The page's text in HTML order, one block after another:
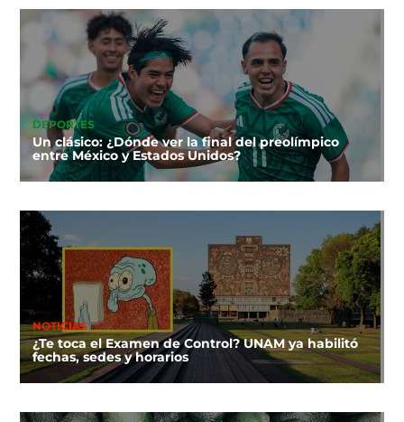
DEPORTES
Un clásico: ¿Dónde ver la final del preolímpico
entre México y Estados Unidos?
NOTICIAS
¿Te toca el Examen de Control? UNAM ya habilitó
fechas, sedes y horarios